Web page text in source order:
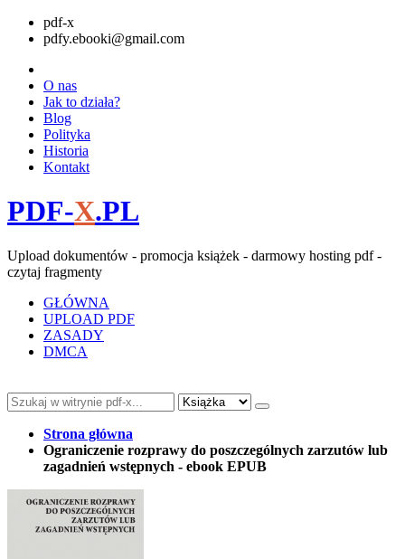
pdf-x
pdfy.ebooki@gmail.com
O nas
Jak to działa?
Blog
Polityka
Historia
Kontakt
PDF-X.PL
Upload dokumentów - promocja książek - darmowy hosting pdf -
czytaj fragmenty
GŁÓWNA
UPLOAD PDF
ZASADY
DMCA
Strona główna
Ograniczenie rozprawy do poszczególnych zarzutów lub
zagadnień wstępnych - ebook EPUB